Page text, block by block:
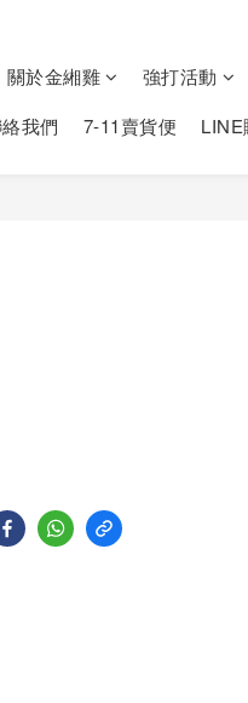
關於金緗雞 強打活動
我們 7-11賣貨便 LINE